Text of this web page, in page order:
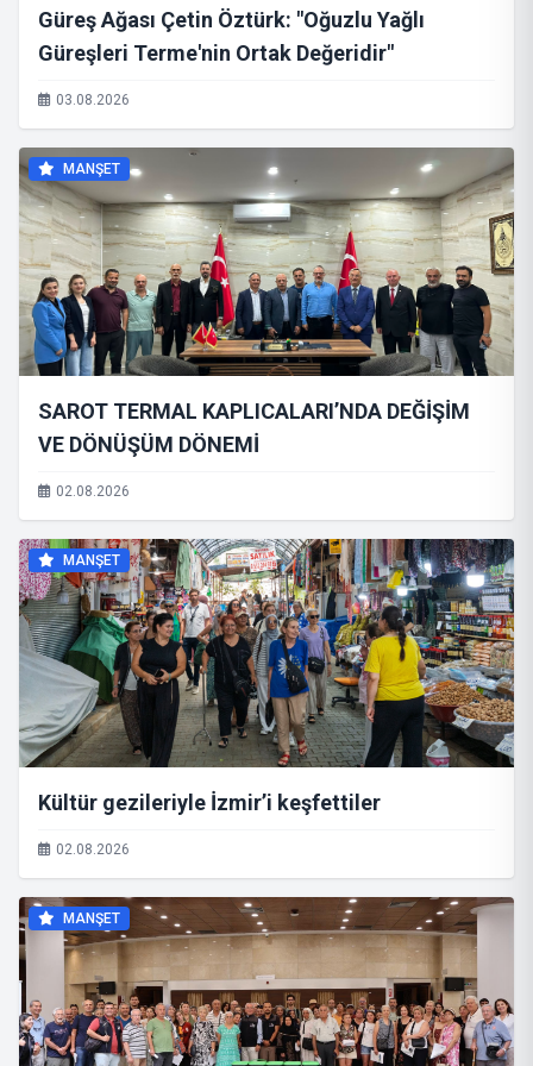
Güreş Ağası Çetin Öztürk: "Oğuzlu Yağlı
Güreşleri Terme'nin Ortak Değeridir"
03.08.2026
MANŞET
SAROT TERMAL KAPLICALARI’NDA DEĞİŞİM
VE DÖNÜŞÜM DÖNEMİ
02.08.2026
MANŞET
Kültür gezileriyle İzmir’i keşfettiler
02.08.2026
MANŞET